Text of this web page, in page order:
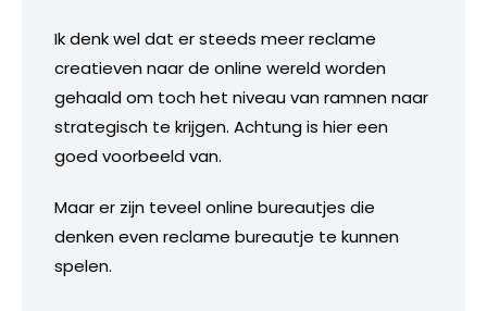
Ik denk wel dat er steeds meer reclame
creatieven naar de online wereld worden
gehaald om toch het niveau van ramnen naar
strategisch te krijgen. Achtung is hier een
goed voorbeeld van.
Maar er zijn teveel online bureautjes die
denken even reclame bureautje te kunnen
spelen.